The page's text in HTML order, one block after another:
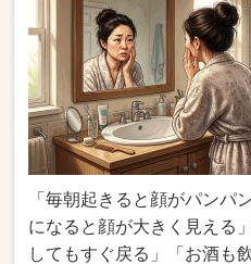
「毎朝起きると顔がパンパ
になると顔が大きく見える
してもすぐ戻る」「お酒も